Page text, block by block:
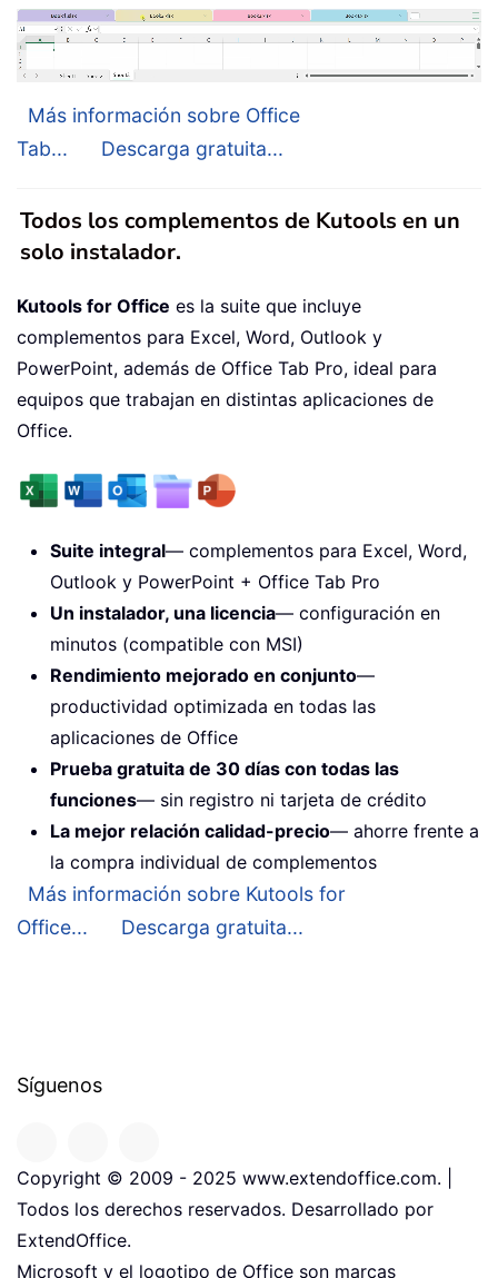
Más información sobre Office
Tab...
Descarga gratuita...
Todos los complementos de Kutools en un
solo instalador.
Kutools for Office es la suite que incluye
complementos para Excel, Word, Outlook y
PowerPoint, además de Office Tab Pro, ideal para
equipos que trabajan en distintas aplicaciones de
Office.
Suite integral— complementos para Excel, Word,
Outlook y PowerPoint + Office Tab Pro
Un instalador, una licencia— configuración en
minutos (compatible con MSI)
Rendimiento mejorado en conjunto—
productividad optimizada en todas las
aplicaciones de Office
Prueba gratuita de 30 días con todas las
funciones— sin registro ni tarjeta de crédito
La mejor relación calidad-precio— ahorre frente a
la compra individual de complementos
Más información sobre Kutools for
Office...
Descarga gratuita...
Síguenos
Copyright © 2009 - 2025 www.extendoffice.com. |
Todos los derechos reservados. Desarrollado por
ExtendOffice.
Microsoft y el logotipo de Office son marcas